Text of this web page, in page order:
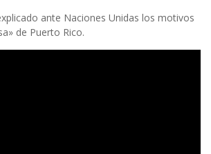
ante Naciones Unidas los motivos
de Puerto Rico.